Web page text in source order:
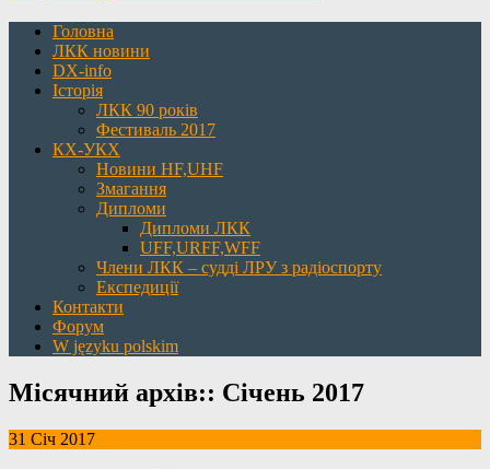
Головна
ЛКК новини
DX-info
Історія
ЛКК 90 років
Фестиваль 2017
КХ-УКХ
Новини HF,UHF
Змагання
Дипломи
Дипломи ЛКК
UFF,URFF,WFF
Члени ЛКК – судді ЛРУ з радіоспорту
Експедиції
Контакти
Форум
W języku polskim
Місячний архів:: Січень 2017
31 Січ 2017